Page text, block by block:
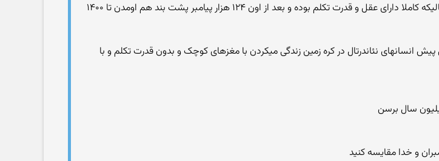
خدا ی شما مدعی است او.لین انسان ادم بوده که از آسمون به زمین اومده در حالیکه کاملا دارای عقل و قدرت تکلم بوده و بعد از اون ۱۲۴ هزار پیامبر پشت بند هم اومدن تا ۱۴۰۰
اکروزه اثبات شدهخ حداقل ۲و نیم میلیارد سال پیش انسانهای نئاندرتال در کره زمین زندگی میکردن با مغزهای کوچک و بدون قدرت تکلم و با
و خدا مقایسه کنید